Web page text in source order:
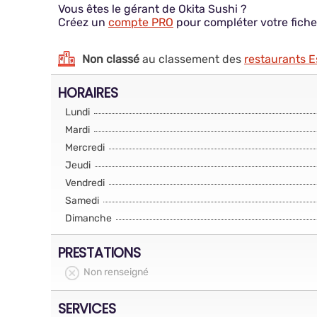
Vous êtes le gérant de Okita Sushi ?
Créez un compte PRO pour compléter votre
Non classé au classement des restaurants
HORAIRES
Lundi
Mardi
Mercredi
Jeudi
Vendredi
Samedi
Dimanche
PRESTATIONS
Non renseigné
SERVICES